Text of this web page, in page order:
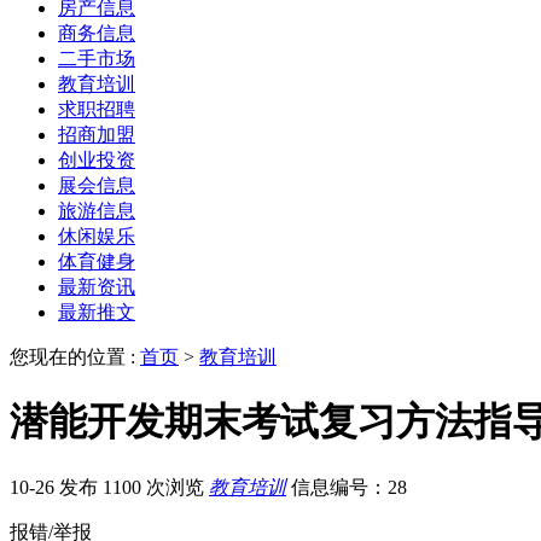
房产信息
商务信息
二手市场
教育培训
求职招聘
招商加盟
创业投资
展会信息
旅游信息
休闲娱乐
体育健身
最新资讯
最新推文
您现在的位置 : 首页 > 教育培训
潜能开发期末考试复习方法指
10-26 发布 1100 次浏览 教育培训 信息编号：28
报错/举报